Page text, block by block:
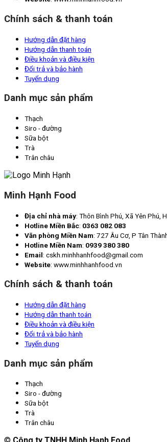
Chính sách & thanh toán
Hướng dẫn đặt hàng
Hướng dẫn thanh toán
Điều khoản và điều kiện
Đổi trả và bảo hành
Tuyển dụng
Danh mục sản phẩm
Thạch
Siro - đường
Sữa bột
Trà
Trân châu
Minh Hạnh Food
Địa chỉ nhà máy: Thôn Bình Phú, Xã Yên Phú,
Hotline Miền Bắc: 0363 082 083
Văn phòng Miền Nam: 727 Âu Cơ, P Tân
Hotline Miền Nam: 0939 380 380
Email: cskh.minhhanhfood@gmail.com
Website: www.minhhanhfood.vn
Chính sách & thanh toán
Hướng dẫn đặt hàng
Hướng dẫn thanh toán
Điều khoản và điều kiện
Đổi trả và bảo hành
Tuyển dụng
Danh mục sản phẩm
Thạch
Siro - đường
Sữa bột
Trà
Trân châu